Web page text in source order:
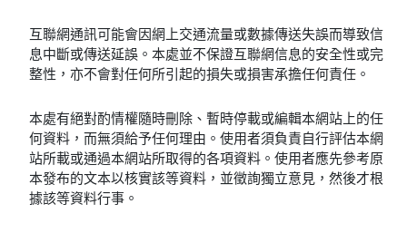
互聯網通訊可能會因網上交通流量或數據傳送失誤而導致信
息中斷或傳送延誤。本處並不保證互聯網信息的安全性或完
整性，亦不會對任何所引起的損失或損害承擔任何責任。
本處有絕對酌情權隨時刪除、暫時停載或編輯本網站上的任
何資料，而無須給予任何理由。使用者須負責自行評估本網
站所載或通過本網站所取得的各項資料。使用者應先參考原
本發布的文本以核實該等資料，並徵詢獨立意見，然後才根
據該等資料行事。